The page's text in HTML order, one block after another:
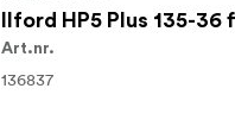
Ilford HP5 Plus 135-
Art.nr.
136837